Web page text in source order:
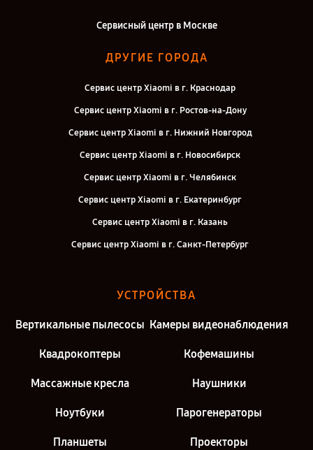
Сервисный центр в Москве
ДРУГИЕ ГОРОДА
Сервис центр Xiaomi в г. Краснодар
Сервис центр Xiaomi в г. Ростов-на-Дону
Сервис центр Xiaomi в г. Нижний Новгород
Сервис центр Xiaomi в г. Новосибирск
Сервис центр Xiaomi в г. Челябинск
Сервис центр Xiaomi в г. Екатеринбург
Сервис центр Xiaomi в г. Казань
Сервис центр Xiaomi в г. Санкт-Петербург
УСТРОЙСТВА
Вертикальные пылесосы Камеры видеонаблюдения
Квадрокоптеры Кофемашины
Массажные кресла Наушники
Ноутбуки Парогенераторы
Планшеты Проекторы